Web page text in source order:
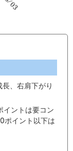
、右肩下がり
ントは要コン
ポイント以下は